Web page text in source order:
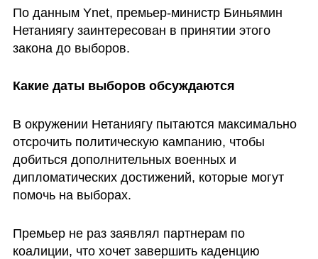
По данным Ynet, премьер-министр Биньямин
Нетаниягу заинтересован в принятии этого
закона до выборов.
Какие даты выборов обсуждаются
В окружении Нетаниягу пытаются максимально
отсрочить политическую кампанию, чтобы
добиться дополнительных военных и
дипломатических достижений, которые могут
помочь на выборах.
Премьер не раз заявлял партнерам по
коалиции, что хочет завершить каденцию